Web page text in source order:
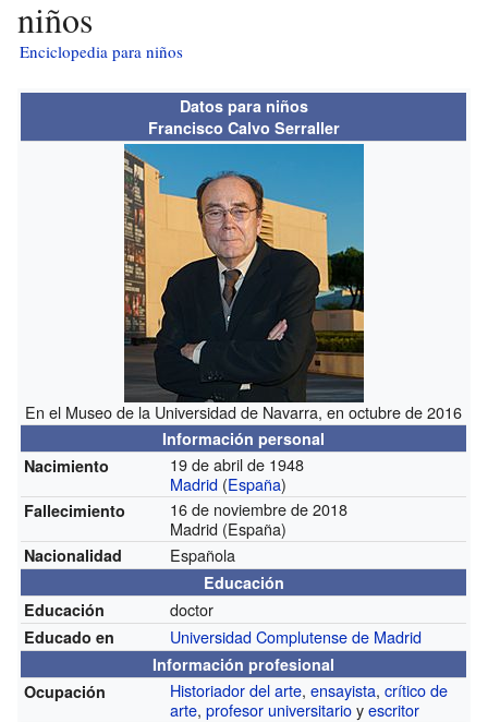
niños
Enciclopedia para niños
Datos para niños
Francisco Calvo Serraller
En el Museo de la Universidad de Navarra, en octubre de 2016
Información personal
Nacimiento
19 de abril de 1948
Madrid (España)
Fallecimiento
16 de noviembre de 2018
Madrid (España)
Nacionalidad Española
Educación
Educación
doctor
Educado en Universidad Complutense de Madrid
Información profesional
Ocupación
Historiador del arte,ensayista,crítico de
arte,profesor universitarioyescritor